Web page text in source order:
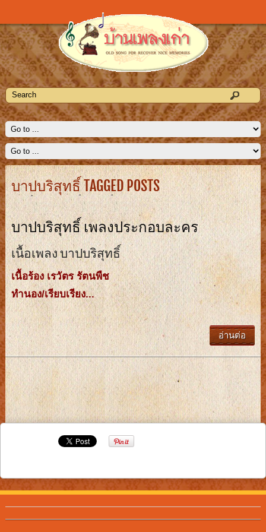
บาปบริสุทธิ์ TAGGED POSTS
บาปบริสุทธิ์ เพลงประกอบละคร
เนื้อเพลง บาปบริสุทธิ์
เนื้อร้อง เรวัตร รัตนพืช
ทำนอง/เรียบเรียง...
อ่านต่อ